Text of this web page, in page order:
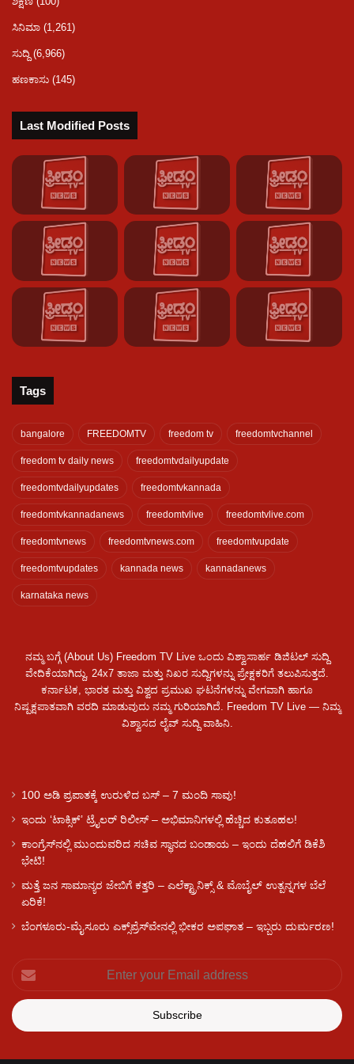
ಸಿನಿಮಾ (1,261)
ಸುದ್ದಿ (6,966)
ಹಣಕಾಸು (145)
Last Modified Posts
Tags
bangalore FREEDOMTV freedom tv freedomtvchannel
freedom tv daily news freedomtvdailyupdate
freedomtvdailyupdates freedomtvkannada
freedomtvkannadanews freedomtvlive freedomtvlive.com
freedomtvnews freedomtvnews.com freedomtvupdate
freedomtvupdates kannada news kannadanews
karnataka news
ನಮ್ಮ ಬಗ್ಗೆ (About Us) Freedom TV Live ಒಂದು ವಿಶ್ವಾಸಾರ್ಹ ಡಿಜಿಟಲ್ ಸುದ್ದಿ
ವೇದಿಕೆಯಾಗಿದ್ದು, 24x7 ತಾಜಾ ಮತ್ತು ನಿಖರ ಸುದ್ದಿಗಳನ್ನು ಪ್ರೇಕ್ಷಕರಿಗೆ ತಲುಪಿಸುತ್ತದೆ.
ಕರ್ನಾಟಕ, ಭಾರತ ಮತ್ತು ವಿಶ್ವದ ಪ್ರಮುಖ ಘಟನೆಗಳನ್ನು ವೇಗವಾಗಿ ಹಾಗೂ
ನಿಷ್ಪಕ್ಷಪಾತವಾಗಿ ವರದಿ ಮಾಡುವುದು ನಮ್ಮ ಗುರಿಯಾಗಿದೆ. Freedom TV Live — ನಿಮ್ಮ
ವಿಶ್ವಾಸದ ಲೈವ್ ಸುದ್ದಿ ವಾಹಿನಿ.
100 ಅಡಿ ಪ್ರಪಾತಕ್ಕೆ ಉರುಳಿದ ಬಸ್‌ – 7 ಮಂದಿ ಸಾವು!
ಇಂದು ʻಟಾಕ್ಸಿಕ್ʼ ಟ್ರೈಲರ್ ರಿಲೀಸ್‌ – ಅಭಿಮಾನಿಗಳಲ್ಲಿ ಹೆಚ್ಚಿದ ಕುತೂಹಲ!
ಕಾಂಗ್ರೆಸ್​ನಲ್ಲಿ ಮುಂದುವರಿದ ಸಚಿವ ಸ್ಥಾನದ ಬಂಡಾಯ – ಇಂದು ದೆಹಲಿಗೆ ಡಿಕೆಶಿ
ಭೇಟಿ!
ಮತ್ತೆ ಜನ ಸಾಮಾನ್ಯರ ಜೇಬಿಗೆ ಕತ್ತರಿ – ಎಲೆಕ್ಟ್ರಾನಿಕ್ಸ್ & ಮೊಬೈಲ್ ಉತ್ಪನ್ನಗಳ ಬೆಲೆ
ಏರಿಕೆ!
ಬೆಂಗಳೂರು-ಮೈಸೂರು ಎಕ್ಸ್‌ಪ್ರೆಸ್‌ವೇನಲ್ಲಿ ಭೀಕರ ಅಪಘಾತ – ಇಬ್ಬರು ದುರ್ಮರಣ!